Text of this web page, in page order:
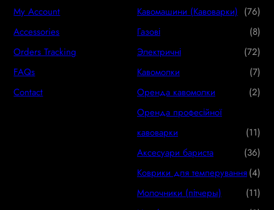
My Account
Accessories
Orders Tracking
FAQs
Contact
2
p
r
o
d
c
t
s
Кавомашини (Кавоварки) 767
6
p
r
o
u
c
t
s
Газові 88
p
r
o
u
c
t
s
Электричні 727
2
p
o
d
u
c
Кавомолки 77
p
o
d
u
c
Оренда кавомолки 22
r
o
d
u
Оренда професійної
кавоварки
111
1
p
r
Аксесуари бариста 363
6
p
Коврики для темперування 44
p
Молочники (пітчеры) 111